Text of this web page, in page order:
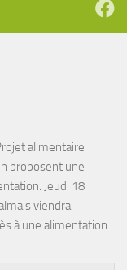
alimentaire
proposent une
Jeudi 18
viendra
à une alimentation